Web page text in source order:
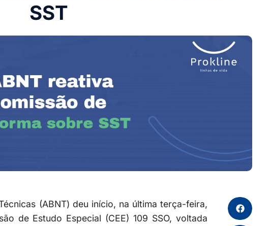
SST
(ABNT) deu início, na última terça-feira,
de Estudo Especial (CEE) 109 SSO, voltada